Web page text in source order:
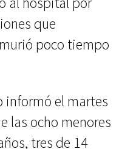
que
poco tiempo
informó el martes
las ocho menores
tres de 14